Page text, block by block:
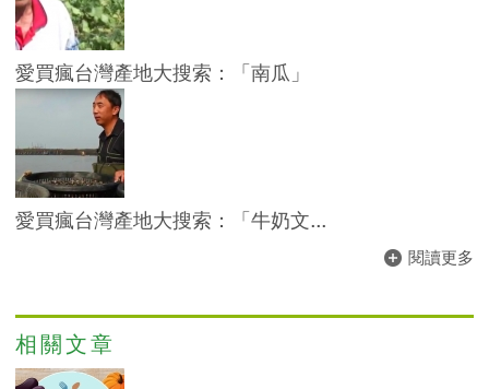
愛買瘋台灣產地大搜索：「南瓜」
愛買瘋台灣產地大搜索：「牛奶文...
閱讀更多
相關文章